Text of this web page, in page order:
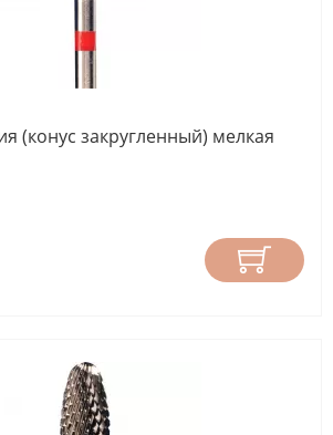
(конус закругленный) мелкая